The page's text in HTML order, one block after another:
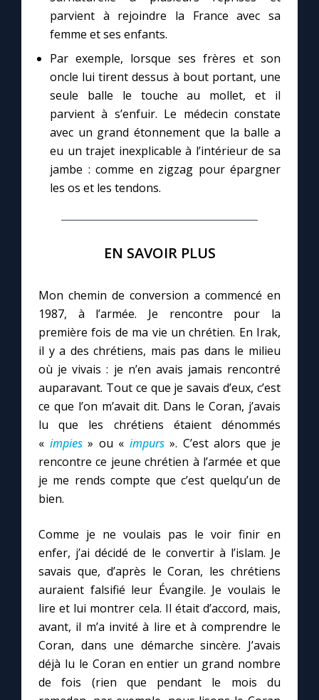
parvient à rejoindre la France avec sa
femme et ses enfants.
Par exemple, lorsque ses frères et son
oncle lui tirent dessus à bout portant, une
seule balle le touche au mollet, et il
parvient à s’enfuir. Le médecin constate
avec un grand étonnement que la balle a
eu un trajet inexplicable à l’intérieur de sa
jambe : comme en zigzag pour épargner
les os et les tendons.
EN SAVOIR PLUS
Mon chemin de conversion a commencé en
1987, à l’armée. Je rencontre pour la
première fois de ma vie un chrétien. En Irak,
il y a des chrétiens, mais pas dans le milieu
où je vivais : je n’en avais jamais rencontré
auparavant. Tout ce que je savais d’eux, c’est
ce que l’on m’avait dit. Dans le Coran, j’avais
lu que les chrétiens étaient dénommés
« impies» ou « impurs ». C’est alors que je
rencontre ce jeune chrétien à l’armée et que
je me rends compte que c’est quelqu’un de
bien.
Comme je ne voulais pas le voir finir en
enfer, j’ai décidé de le convertir à l’islam. Je
savais que, d’après le Coran, les chrétiens
auraient falsifié leur Évangile. Je voulais le
lire et lui montrer cela. Il était d’accord, mais,
avant, il m’a invité à lire et à comprendre le
Coran, dans une démarche sincère. J’avais
déjà lu le Coran en entier un grand nombre
de fois (rien que pendant le mois du